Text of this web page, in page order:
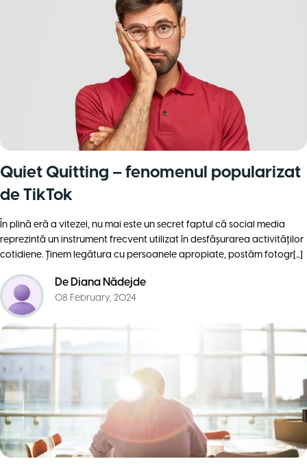
Quiet Quitting – fenomenul popularizat
de TikTok
În plină eră a vitezei, nu mai este un secret faptul că social media
reprezintă un instrument frecvent utilizat în desfăşurarea activităţilor
cotidiene. Ţinem legătura cu persoanele apropiate, postăm fotogr[...]
De Diana Nădejde
08 February, 2024